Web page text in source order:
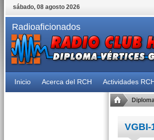
sábado, 08 agosto 2026
Radioaficionados
Inicio Acerca del RCH Actividades
VGBI-